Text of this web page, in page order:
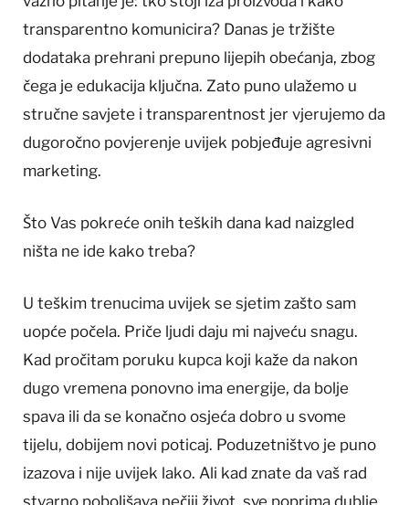
transparentno komunicira? Danas je tržište
dodataka prehrani prepuno lijepih obećanja, zbog
čega je edukacija ključna. Zato puno ulažemo u
stručne savjete i transparentnost jer vjerujemo da
dugoročno povjerenje uvijek pobjeđuje agresivni
marketing.
Što Vas pokreće onih teških dana kad naizgled
ništa ne ide kako treba?
U teškim trenucima uvijek se sjetim zašto sam
uopće počela. Priče ljudi daju mi najveću snagu.
Kad pročitam poruku kupca koji kaže da nakon
dugo vremena ponovno ima energije, da bolje
spava ili da se konačno osjeća dobro u svome
tijelu, dobijem novi poticaj. Poduzetništvo je puno
izazova i nije uvijek lako. Ali kad znate da vaš rad
stvarno poboljšava nečiji život, sve poprima dublje